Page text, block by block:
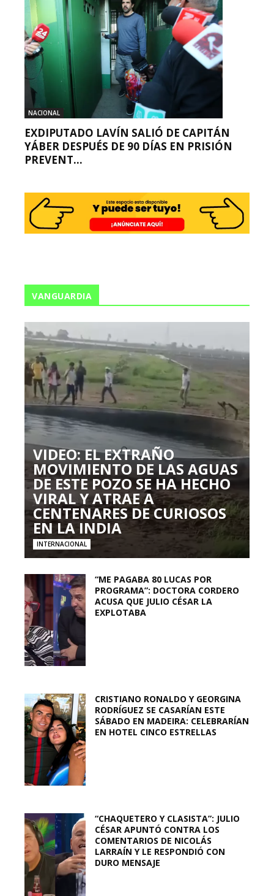
NACIONAL
EXDIPUTADO LAVÍN SALIÓ DE CAPITÁN
YÁBER DESPUÉS DE 90 DÍAS EN PRISIÓN
PREVENT...
VANGUARDIA
VIDEO: EL EXTRAÑO
MOVIMIENTO DE LAS AGUAS
DE ESTE POZO SE HA HECHO
VIRAL Y ATRAE A
CENTENARES DE CURIOSOS
EN LA INDIA
INTERNACIONAL
“ME PAGABA 80 LUCAS POR
PROGRAMA”: DOCTORA CORDERO
ACUSA QUE JULIO CÉSAR LA
EXPLOTABA
CRISTIANO RONALDO Y GEORGINA
RODRÍGUEZ SE CASARÍAN ESTE
SÁBADO EN MADEIRA: CELEBRARÍAN
EN HOTEL CINCO ESTRELLAS
“CHAQUETERO Y CLASISTA”: JULIO
CÉSAR APUNTÓ CONTRA LOS
COMENTARIOS DE NICOLÁS
LARRAÍN Y LE RESPONDIÓ CON
DURO MENSAJE